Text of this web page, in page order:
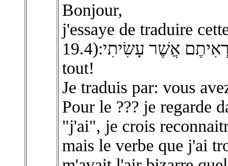
Bonjour,
j'essaye de traduire
19.4):אַתֶּם רְאִיתֶם אֲשֶׁר עָשִׂיתִי mais je n'y arrive pas du
tout!
Je traduis par: vous
Pour le ??? je regarde
"j'ai", je crois
mais le verbe que j'ai